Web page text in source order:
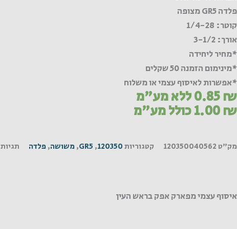
מצופה
פלדה GR5 מצופה
קוטר: 1/4-28
אורך: 3-1/2
*מחיר ליחידה
*מינימום הזמנה 50 שקלים
*אפשרות לאיסוף עצמי או משלוח
0.85₪ ללא מע"מ
1.00₪ כולל מע"מ
מק"ט 120350040562 קטגוריות120350
,
GR5
, משושה, פלדה תגיות
איסוף עצמי מפארק אפק בראש העין